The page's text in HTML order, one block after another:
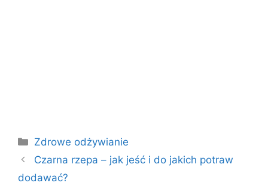
Kategorie
Zdrowe odżywianie
Czarna rzepa – jak jeść i do jakich potraw
dodawać?